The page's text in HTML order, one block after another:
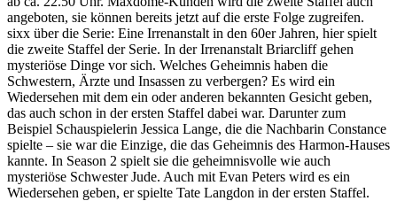
angeboten, sie können bereits jetzt auf die erste Folge zugreifen.
sixx über die Serie: Eine Irrenanstalt in den 60er Jahren, hier spielt
die zweite Staffel der Serie. In der Irrenanstalt Briarcliff gehen
mysteriöse Dinge vor sich. Welches Geheimnis haben die
Schwestern, Ärzte und Insassen zu verbergen? Es wird ein
Wiedersehen mit dem ein oder anderen bekannten Gesicht geben,
das auch schon in der ersten Staffel dabei war. Darunter zum
Beispiel Schauspielerin Jessica Lange, die die Nachbarin Constance
spielte – sie war die Einzige, die das Geheimnis des Harmon-Hauses
kannte. In Season 2 spielt sie die geheimnisvolle wie auch
mysteriöse Schwester Jude. Auch mit Evan Peters wird es ein
Wiedersehen geben, er spielte Tate Langdon in der ersten Staffel.